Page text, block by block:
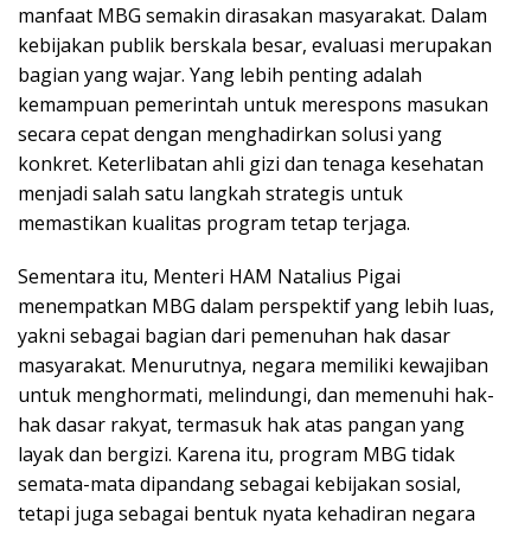
manfaat MBG semakin dirasakan masyarakat. Dalam
kebijakan publik berskala besar, evaluasi merupakan
bagian yang wajar. Yang lebih penting adalah
kemampuan pemerintah untuk merespons masukan
secara cepat dengan menghadirkan solusi yang
konkret. Keterlibatan ahli gizi dan tenaga kesehatan
menjadi salah satu langkah strategis untuk
memastikan kualitas program tetap terjaga.
Sementara itu, Menteri HAM Natalius Pigai
menempatkan MBG dalam perspektif yang lebih luas,
yakni sebagai bagian dari pemenuhan hak dasar
masyarakat. Menurutnya, negara memiliki kewajiban
untuk menghormati, melindungi, dan memenuhi hak-
hak dasar rakyat, termasuk hak atas pangan yang
layak dan bergizi. Karena itu, program MBG tidak
semata-mata dipandang sebagai kebijakan sosial,
tetapi juga sebagai bentuk nyata kehadiran negara